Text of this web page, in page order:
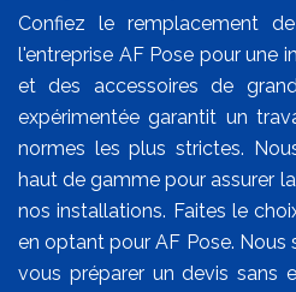
Confiez le remplacement
l'entreprise AF Pose pour une
et des accessoires de
expérimentée garantit un
normes les plus strictes.
haut de gamme pour assurer
nos installations. Faites le
en optant pour AF Pose.
vous préparer un devis sans